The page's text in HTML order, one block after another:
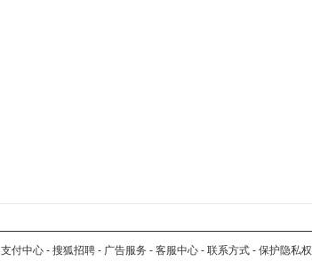
支付中心 - 搜狐招聘 - 广告服务 - 客服中心 - 联系方式 - 保护隐私权